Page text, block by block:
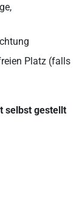
Platz (falls
selbst gestellt